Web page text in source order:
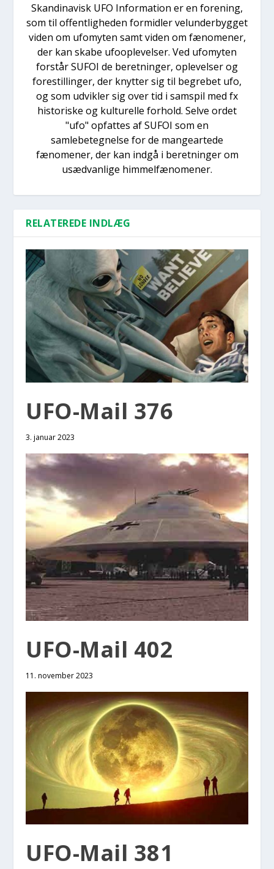
Skandinavisk UFO Information er en forening,
som til offentligheden formidler velunderbygget
viden om ufomyten samt viden om fænomener,
der kan skabe ufooplevelser. Ved ufomyten
forstår SUFOI de beretninger, oplevelser og
forestillinger, der knytter sig til begrebet ufo,
og som udvikler sig over tid i samspil med fx
historiske og kulturelle forhold. Selve ordet
"ufo" opfattes af SUFOI som en
samlebetegnelse for de mangeartede
fænomener, der kan indgå i beretninger om
usædvanlige himmelfænomener.
RELATEREDE INDLÆG
UFO-Mail 376
3. januar 2023
UFO-Mail 402
11. november 2023
UFO-Mail 381